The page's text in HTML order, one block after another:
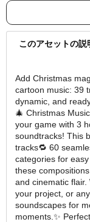
このアセットの説
Add Christmas
cartoon music: 39
dynamic, and
🎄 Christmas
your game with 3
soundtracks! This
tracks🔁 60
categories for
these
and cinematic
your project, or
soundscapes for
moments.✨